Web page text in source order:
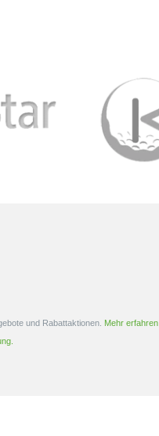
und Rabattaktionen. Mehr erfahren